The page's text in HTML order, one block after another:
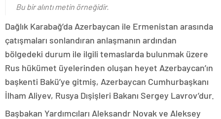
Bu bir alıntı metin örneğidir.
Dağlık Karabağ’da Azerbaycan ile Ermenistan arasında
çatışmaları sonlandıran anlaşmanın ardından
bölgedeki durum ile ilgili temaslarda bulunmak üzere
Rus hükümet üyelerinden oluşan heyet Azerbaycan’ın
başkenti Bakü’ye gitmiş, Azerbaycan Cumhurbaşkanı
İlham Aliyev, Rusya Dışişleri Bakanı Sergey Lavrov’dur.
Başbakan Yardımcıları Aleksandr Novak ve Aleksey